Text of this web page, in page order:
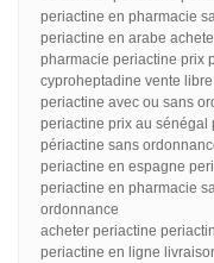
periactine en pharmacie
periactine en arabe
pharmacie periactine prix
cyproheptadine vente
periactine avec ou sans
periactine prix au sénégal
périactine sans
periactine en espagne
periactine en pharmacie
ordonnance
acheter periactine
periactine en ligne